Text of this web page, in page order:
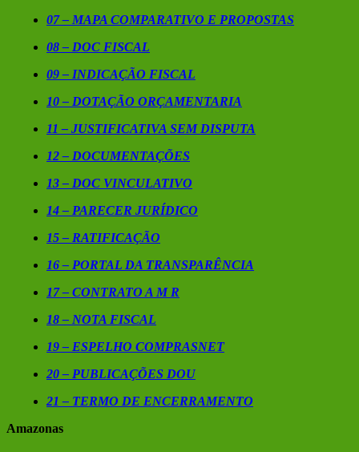
07 – MAPA COMPARATIVO E PROPOSTAS
08 – DOC FISCAL
09 – INDICAÇÃO FISCAL
10 – DOTAÇÃO ORÇAMENTARIA
11 – JUSTIFICATIVA SEM DISPUTA
12 – DOCUMENTAÇÕES
13 – DOC VINCULATIVO
14 – PARECER JURÍDICO
15 – RATIFICAÇÃO
16 – PORTAL DA TRANSPARÊNCIA
17 – CONTRATO A M R
18 – NOTA FISCAL
19 – ESPELHO COMPRASNET
20 – PUBLICAÇÕES DOU
21 – TERMO DE ENCERRAMENTO
Amazonas